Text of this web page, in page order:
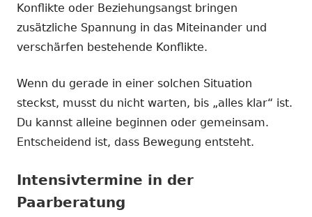
Konflikte oder Beziehungsangst bringen
zusätzliche Spannung in das Miteinander und
verschärfen bestehende Konflikte.
Wenn du gerade in einer solchen Situation
steckst, musst du nicht warten, bis „alles klar“ ist.
Du kannst alleine beginnen oder gemeinsam.
Entscheidend ist, dass Bewegung entsteht.
Intensivtermine in der
Paarberatung